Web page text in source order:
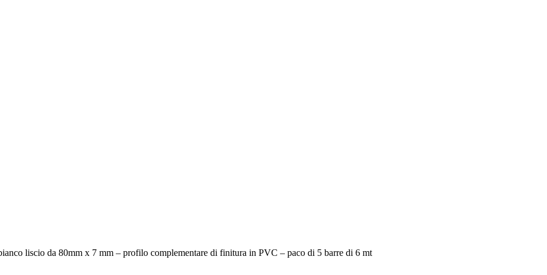
liscio da 80mm x 7 mm – profilo complementare di finitura in PVC – paco di 5 barre di 6 mt